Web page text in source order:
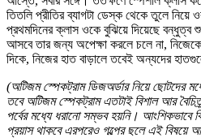
তিতলি প্রীতির ব্যাগটা ডেস্ক থেকে তুলে
প্রথমদিনের ক্লাস ওকে বুঝিয়ে দিয়েছে
আসবে তার জন্য অপেক্ষা করলে চলে না,
দিকে, নিজের হাত বাড়ালে তবেই অন্যদের
(অটিজম স্পেকট্রাম ডিজঅর্ডার নিয়ে ছোটদের
তবে অটিজম স্পেকট্রাম এতটাই বিশাল আর
পর্বের মধ্যে ধরানো সম্ভব হয়নি। আংশিকভাবে
প্রয়াস থাকবে এরপরেও গল্পের ছলে এই বিষয়ে